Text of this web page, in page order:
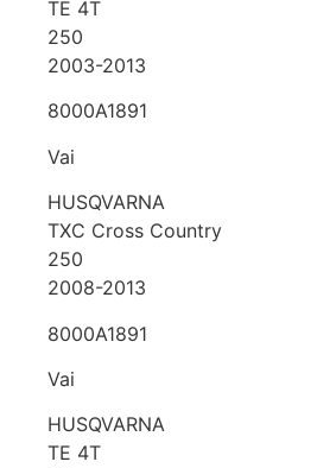
TE 4T
250
2003-2013
8000A1891
Vai
HUSQVARNA
TXC Cross Country
250
2008-2013
8000A1891
Vai
HUSQVARNA
TE 4T